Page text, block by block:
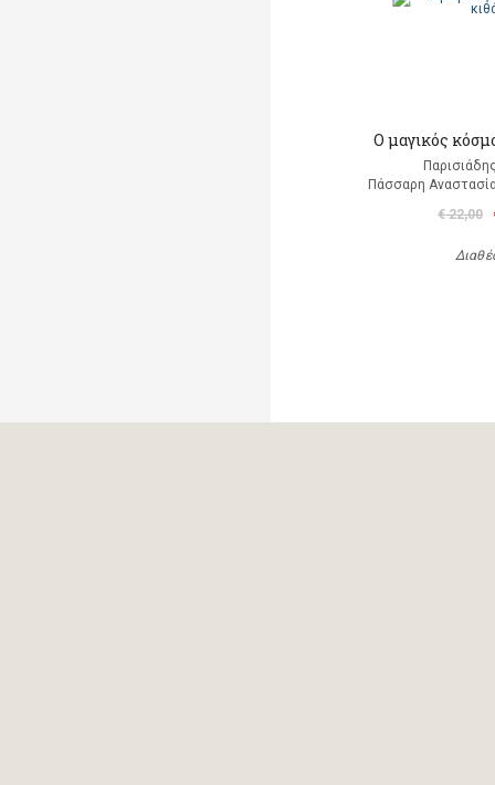
Ο μαγικός
Πάσσαρη
€ 22,00